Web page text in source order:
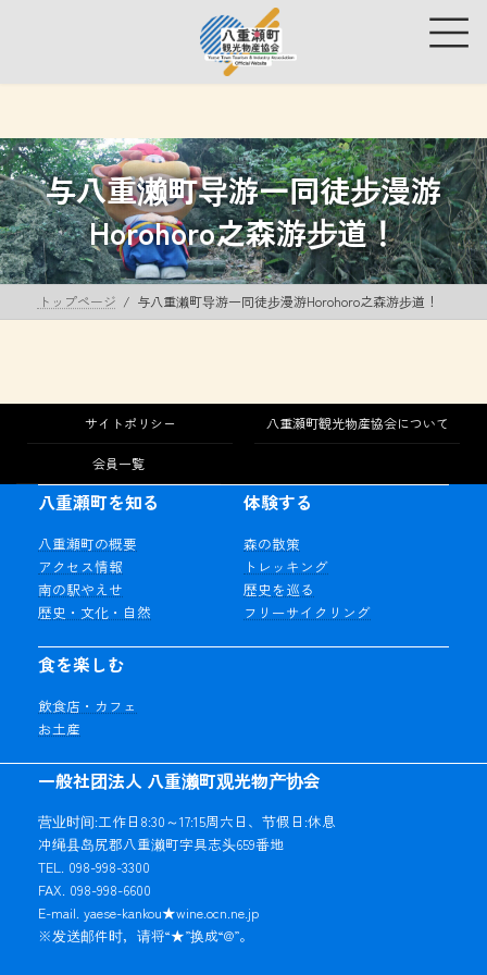
ス
キ
ッ
プ
ン
に
移
動
与八重濑町导游一同徒步漫游
Horohoro之森游步道！
トップページ 与八重濑町导游一同徒步漫游Horohoro之森游步道！
サイトポリシー 八重瀬町観光物産協会について
会員一覧
一般社团法人 八重濑町观光物产协会
营业时间:工作日8:30～17:15周六日、节假日:休息
冲绳县岛尻郡八重濑町字具志头659番地
TEL. 098-998-3300
FAX. 098-998-6600
E-mail. yaese-kankou★wine.ocn.ne.jp
※发送邮件时，请将“★”换成“@”。
八重瀬町を知る
八重瀬町の概要
アクセス情報
南の駅やえせ
歴史・文化・自然
体験する
森の散策
トレッキング
歴史を巡る
フリーサイクリング
食を楽しむ
飲食店・カフェ
お土産